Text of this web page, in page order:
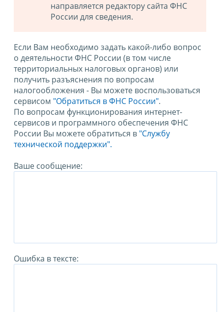
направляется редактору сайта ФНС
России для сведения.
Если Вам необходимо задать какой-либо вопрос
о деятельности ФНС России (в том числе
территориальных налоговых органов) или
получить разъяснения по вопросам
налогообложения - Вы можете воспользоваться
сервисом "Обратиться в ФНС России".
По вопросам функционирования интернет-
сервисов и программного обеспечения ФНС
России Вы можете обратиться в "Службу
технической поддержки".
Ваше сообщение:
Ошибка в тексте: